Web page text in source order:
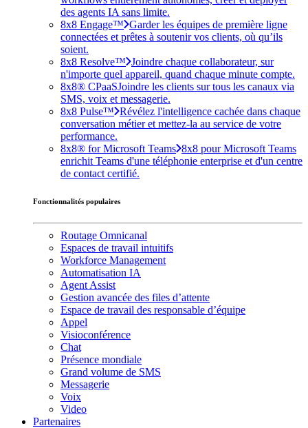
des agents IA sans limite.
8x8 Engage™ Garder les équipes de première ligne
connectées et prêtes à soutenir vos clients, où qu’ils
soient.
8x8 Resolve™ Joindre chaque collaborateur, sur
n'importe quel appareil, quand chaque minute compte.
8x8® CPaaSJoindre les clients sur tous les canaux via
SMS, voix et messagerie.
8x8 Pulse™ Révélez l'intelligence cachée dans chaque
conversation métier et mettez-la au service de votre
performance.
8x8® for Microsoft Teams 8x8 pour Microsoft Teams
enrichit Teams d'une téléphonie enterprise et d'un centre
de contact certifié.
Fonctionnalités populaires
Routage Omnicanal
Espaces de travail intuitifs
Workforce Management
Automatisation IA
Agent Assist
Gestion avancée des files d’attente
Espace de travail des responsable d’équipe
Appel
Visioconférence
Chat
Présence mondiale
Grand volume de SMS
Messagerie
Voix
Video
Partenaires